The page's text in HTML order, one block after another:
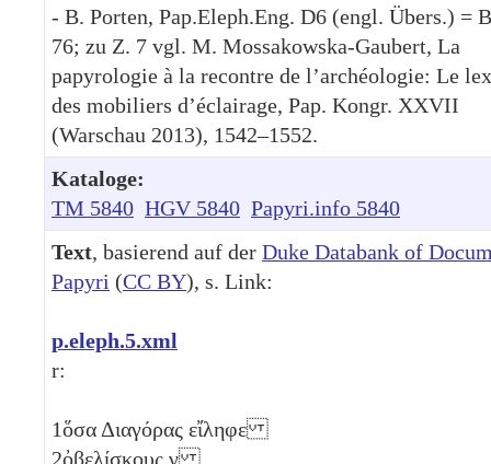
- B. Porten, Pap.Eleph.Eng. D6 (engl. Übers.) =
76; zu Z. 7 vgl. M. Mossakowska-Gaubert, La
papyrologie à la recontre de l’archéologie: Le
des mobiliers d’éclairage, Pap. Kongr. XXVII
(Warschau 2013), 1542–1552.
Kataloge:
TM 5840 HGV 5840 Papyri.info 5840
Text, basierend auf der Duke Databank of
Papyri (CC BY), s. Link:
p.eleph.5.xml
r:
1ὅσα Διαγόρας εἴληφε
2ὀβελίσκους γ